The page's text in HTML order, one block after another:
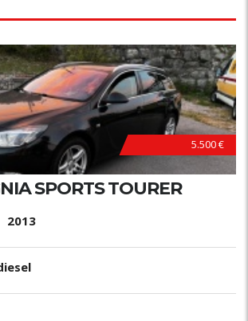
PRILIKA !
5.500 €
SPORTS TOURER
2013